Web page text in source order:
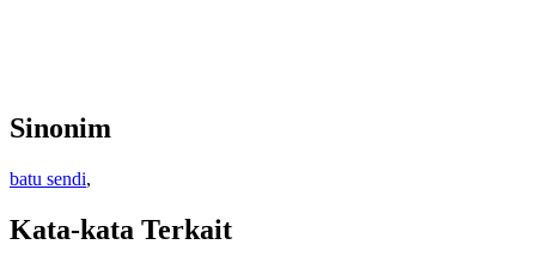
Sinonim
batu sendi,
Kata-kata Terkait